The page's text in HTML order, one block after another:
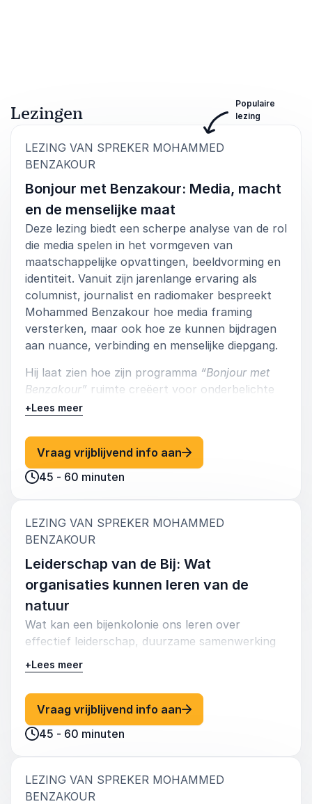
Lezingen
LEZING VAN SPREKER MOHAMMED
BENZAKOUR
Bonjour met Benzakour: Media, macht
en de menselijke maat
Deze lezing biedt een scherpe analyse van de rol
die media spelen in het vormgeven van
maatschappelijke opvattingen, beeldvorming en
identiteit. Vanuit zijn jarenlange ervaring als
columnist, journalist en radiomaker bespreekt
Mohammed Benzakour hoe media framing
versterken, maar ook hoe ze kunnen bijdragen
aan nuance, verbinding en menselijke diepgang.
Hij laat zien hoe zijn programma “Bonjour met
Benzakour” ruimte creëert voor onderbelichte
stemmen, en hoe je als mediamaker of
het publieke discours. Deze sessie is relevant
voor iedereen die actief is in media,
communicatie, onderwijs en beleidsvorming.
+Lees meer
Vraag vrijblijvend info aan: Mohammed
45 - 60 minuten
Populaire
lezing
LEZING VAN SPREKER MOHAMMED
BENZAKOUR
Leiderschap van de Bij: Wat
organisaties kunnen leren van de
natuur
Wat kan een bijenkolonie ons leren over
effectief leiderschap, duurzame samenwerking
en zelforganisatie? Mohammed Benzakour
verbindt zijn werk als imker aan inzichten over
organisatieontwikkeling, ecologisch denken en
menselijke systemen.
Deze lezing biedt organisaties een inspirerend
net zo belangrijk is als interne structuur.
+Lees meer
Vraag vrijblijvend info aan: Mohammed
45 - 60 minuten
LEZING VAN SPREKER MOHAMMED
BENZAKOUR